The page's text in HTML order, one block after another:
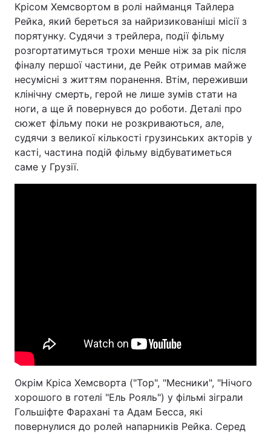
Крісом Хемсвортом в ролі найманця Тайлера
Рейка, який береться за найризикованіші місії з
порятунку. Судячи з трейлера, події фільму
розгортатимуться трохи менше ніж за рік після
фіналу першої частини, де Рейк отримав майже
несумісні з життям поранення. Втім, переживши
клінічну смерть, герой не лише зумів стати на
ноги, а ще й повернувся до роботи. Деталі про
сюжет фільму поки не розкриваються, але,
судячи з великої кількості грузинських акторів у
касті, частина подій фільму відбуватиметься
саме у Грузії.
Окрім Кріса Хемсворта ("Тор", "Месники", "Нічого
хорошого в готелі "Ель Рояль") у фільмі зіграли
Гольшіфте Фарахані та Адам Бесса, які
повернулися до ролей напарників Рейка. Серед